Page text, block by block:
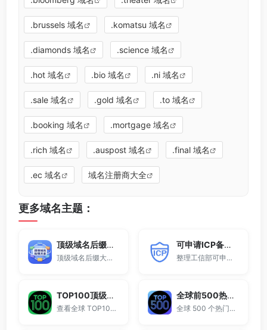
.brussels 域名 .komatsu 域名
.diamonds 域名 .science 域名
.hot 域名 .bio 域名 .ni 域名
.sale 域名 .gold 域名 .to 域名
.booking 域名 .mortgage 域名
.rich 域名 .auspost 域名 .final 域名
.ec 域名 域名注册商大全
更多域名主题：
顶级域名后缀大全
顶级域名后缀大全收录全球已开放注册的所有TLD后缀，包括gTLD、ccTLD、品牌域名后缀等。
可申请ICP备案域名后缀大全
整理工信部可申请ICP网站备案的域名后缀大全。
TOP100顶级域名后缀排名榜
查看全球 TOP100 域名后缀。
全球前500热门域名后缀排行
全球 500 个热门域名后缀排名，展示注册量排行、是否可备案、适用范围与用途简介，帮助企业与个人在 2025 年快速选择合适的顶级域名。